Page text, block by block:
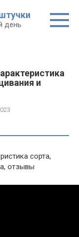
день
и